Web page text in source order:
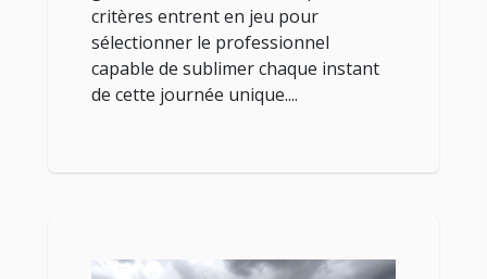
critères entrent en jeu pour
sélectionner le professionnel
capable de sublimer chaque instant
de cette journée unique....